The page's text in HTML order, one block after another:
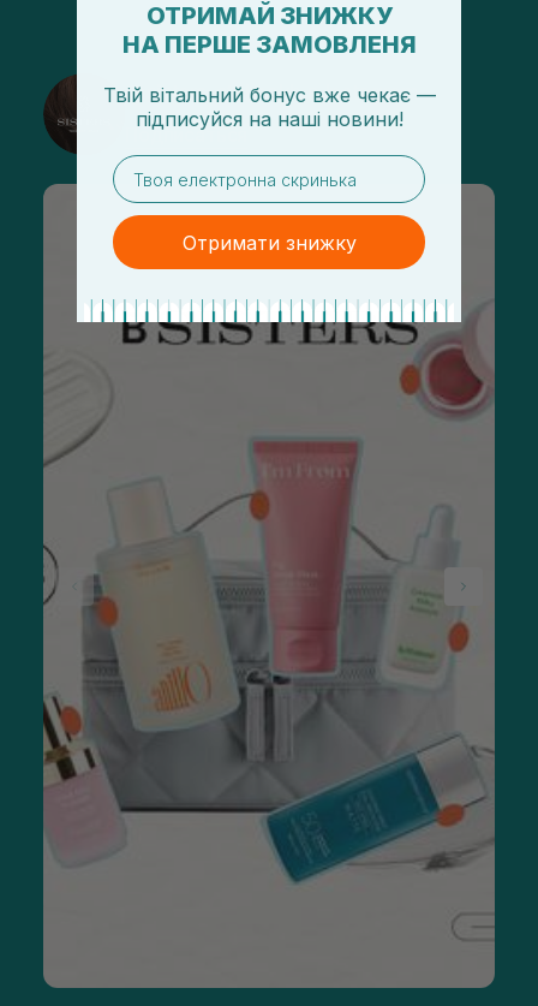
@sisters_stelmakh в Instagram
Подписаться
ОТРИМАЙ ЗНИЖКУ
НА ПЕРШЕ ЗАМОВЛЕНЯ
Твій вітальний бонус вже чекає —
підписуйся на наші новини!
email
Отримати знижку